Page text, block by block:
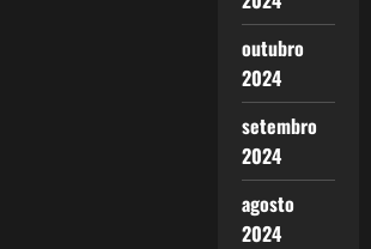
outubro
2024
setembro
2024
agosto
2024